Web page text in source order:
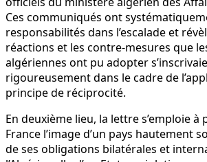
Ces communiqués ont
responsabilités dans l’escalade et
réactions et les contre-mesures que
algériennes ont pu adopter
rigoureusement dans le cadre de
principe de réciprocité.
En deuxième lieu, la lettre s’emploie à
France l’image d’un pays hautement
de ses obligations bilatérales et